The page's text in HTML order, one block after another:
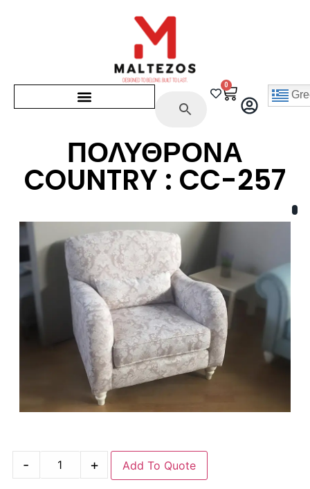
0
ΠΟΛΥΘΡΟΝΑ
COUNTRY : CC-257
- + Add To Quote